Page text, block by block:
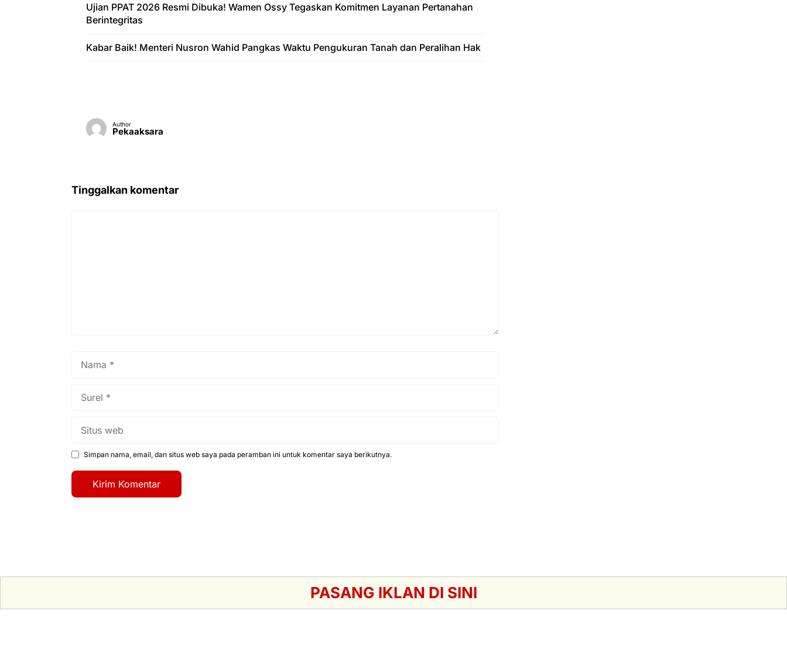
Ujian PPAT 2026 Resmi Dibuka! Wamen Ossy Tegaskan Komitmen Layanan Pertanahan
Berintegritas
Kabar Baik! Menteri Nusron Wahid Pangkas Waktu Pengukuran Tanah dan Peralihan Hak
Author
Pekaaksara
Tinggalkan komentar
Simpan nama, email, dan situs web saya pada peramban ini untuk komentar saya berikutnya.
PASANG IKLAN DI SINI